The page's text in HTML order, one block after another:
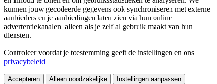
kunnen jouw gecodeerde gegevens ook synchroniseren met externe
aanbieders en je aanbiedingen laten zien via hun online
advertentiekanalen, alleen als je zelf al gebruik maakt van hun
diensten.
Controleer voordat je toestemming geeft de instellingen en ons
privacybeleid.
Accepteren Alleen noodzakelijke Instellingen aanpassen